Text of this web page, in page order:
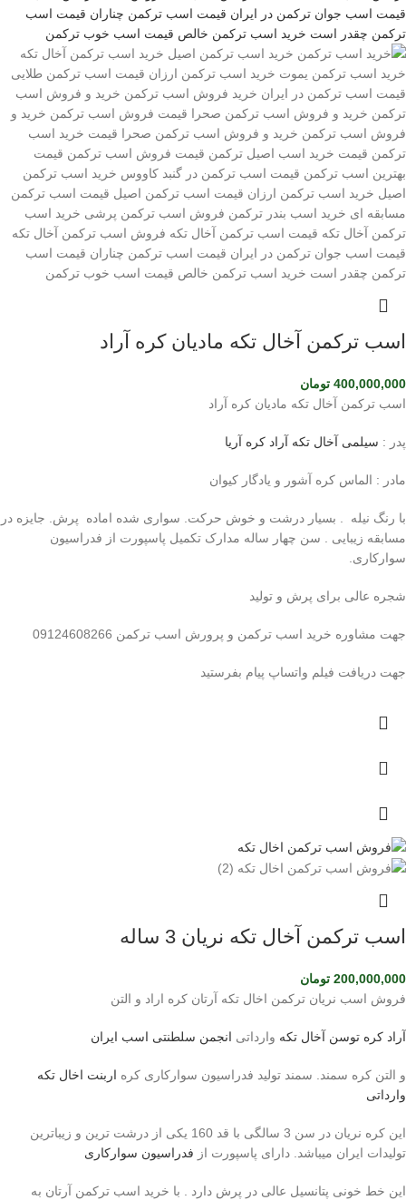
اسب ترکمن آخال تکه مادیان کره آراد
400,000,000 تومان
اسب ترکمن آخال تکه مادیان کره آراد
پدر : سیلمی آخال تکه آراد کره آریا
مادر : الماس کره آشور و یادگار کیوان
با رنگ نیله . بسیار درشت و خوش حرکت. سواری شده اماده پرش. جایزه در
مسابقه زیبایی . سن چهار ساله مدارک تکمیل پاسپورت از فدراسیون
سوارکاری.
شجره عالی برای پرش و تولید
جهت مشاوره خرید اسب ترکمن و پرورش اسب ترکمن 09124608266
جهت دریافت فیلم واتساپ پیام بفرستید
اسب ترکمن آخال تکه نریان 3 ساله
200,000,000 تومان
فروش اسب نریان ترکمن اخال تکه آرتان کره اراد و التن
آراد کره توسن آخال تکه وارداتی انجمن سلطنتی اسب ایران
و التن کره سمند. سمند تولید فدراسیون سوارکاری کره اربنت اخال تکه
وارداتی
این کره نریان در سن 3 سالگی با قد 160 یکی از درشت ترین و زیباترین
تولیدات ایران میباشد. دارای پاسپورت از فدراسیون سوارکاری
این خط خونی پتانسیل عالی در پرش دارد . با خرید اسب ترکمن آرتان به